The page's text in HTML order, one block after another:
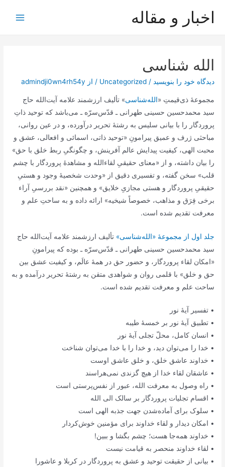
اخبار و مقاله
الله‌ شناسی
دیدگاه‌ خود را بنویسید /
Uncategorized / از admindji0wn4rh54y
مجموعۀ ذی‌قیمتِ «الله‌شناسی» تألیف ارزشمند علامه آیت‌الله حاج
سید محمد‌حسین حسینی طهرانی ـ قدّس‌سرّه ـ می‌باشد که توحید ذاتِ
پروردگار را با بیانی سلیس به رشتۀ تحریر درآورده، و در عین روانی،
مباحثی ژرف و عمیق پیرامونِ «توحید ذاتی، اسمائی و افعالی، عشق و
محبت الهی، کیفیت پیدایش عالم آفرینش، و چگونگیِ ربط خلق با حق»
را بیان داشته، و از «معنای حقیقیِ لقاء‌الله و مشاهدۀ پروردگار با چشم
قلب» سخن گفته، و تفسیری دقیق از «وحدت شخصیۀ وجود و هستیِ
حقیقیِ پروردگار و هستی مجازیِ خلایق» و همچنین «نقد بررسیِ آراء
برخی فِرَق و مذاهب، خصوصاً شیخیه» ارائه داده و به ساحتِ علم و
معرفت تقدیم شده است.
جلد اول از مجموعۀ «الله‌شناسی» تألیف ارزشمند علامه آیت‌الله حاج
سید محمد‌حسین حسینی طهرانی ـ قدّس‌سرّه ـ بوده که پیرامونِ
«امکان لقاء پروردگار، و حضور حق در همۀ عالَم، و کیفیت عشق بین
حق و خلق» با قلمی روان و شواهدی متقن به رشتۀ تحریر درآمده و به
ساحت علم و معرفت تقدیم شده است.
• تفسیر آیۀ نور
• تطبیق آیۀ نور بر خمسۀ طیبه
• انسان کامل، محلّ تجلی آیۀ نور
• خدا را می‌توان دید، و خدا را با خدا می‌توان شناخت
• خداوند عاشق خلق، و خلق عاشق اوست
• عاشقان لقاء خدا از هیچ گزندی نمی‌هراسند
• راه وصول به معرفت الله، عبور از نفس‌پرستی است
• اقسام تجلیات پروردگار بر سالک الی الله
• سلوک برای آماده‌شدن جهت جذبه الهی است
• امکان دیدار و لقاء خداوند برای مؤمنین خوش‌کردار
• خداوند همه‌جا هست؛ چشم بگشا و ببین!
• لقاء خداوند منحصر به قیامت نیست
• بیانی از حقیقت توحید و عشق به پروردگار در کربلا و عاشورا